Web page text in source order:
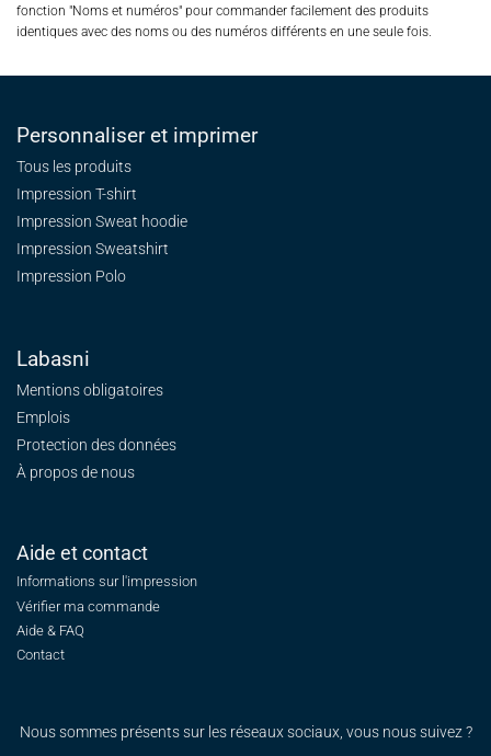
fonction "Noms et numéros" pour commander facilement des produits
identiques avec des noms ou des numéros différents en une seule fois.
Personnaliser et imprimer
Tous les produits
Impression T-shirt
Impression Sweat hoodie
Impression Sweatshirt
Impression Polo
Labasni
Mentions obligatoires
Emplois
Protection des données
À propos de nous
Aide et contact
Informations sur l'impression
Vérifier ma commande
Aide & FAQ
Contact
Nous sommes présents sur les réseaux sociaux, vous nous suivez ?